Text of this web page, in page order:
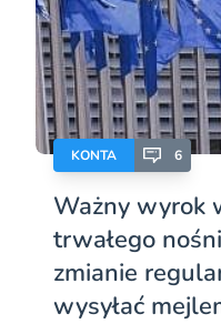
KONTA 6
Ważny wyrok
trwałego
zmianie
wysyłać